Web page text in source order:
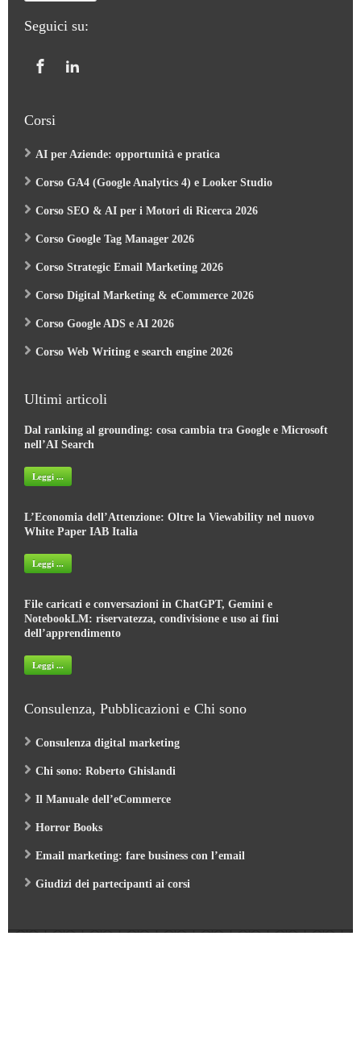
Seguici su:
Corsi
AI per Aziende: opportunità e pratica
Corso GA4 (Google Analytics 4) e Looker Studio
Corso SEO & AI per i Motori di Ricerca 2026
Corso Google Tag Manager 2026
Corso Strategic Email Marketing 2026
Corso Digital Marketing & eCommerce 2026
Corso Google ADS e AI 2026
Corso Web Writing e search engine 2026
Ultimi articoli
Dal ranking al grounding: cosa cambia tra Google e Microsoft
nell’AI Search
Leggi ...
L’Economia dell’Attenzione: Oltre la Viewability nel nuovo
White Paper IAB Italia
Leggi ...
File caricati e conversazioni in ChatGPT, Gemini e
NotebookLM: riservatezza, condivisione e uso ai fini
dell’apprendimento
Leggi ...
Consulenza, Pubblicazioni e Chi sono
Consulenza digital marketing
Chi sono: Roberto Ghislandi
Il Manuale dell’eCommerce
Horror Books
Email marketing: fare business con l’email
Giudizi dei partecipanti ai corsi